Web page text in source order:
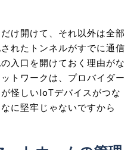
け開けて、それ以外は全部
れたトンネルがすでに通信
入口を開けておく理由がな
トワークは、プロバイダー
怪しいIoTデバイスがつな
に堅牢じゃないですから